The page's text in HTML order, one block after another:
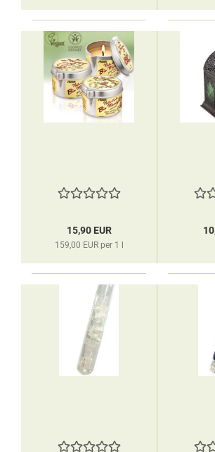
15,90 EUR
159,00 EUR per 1 l